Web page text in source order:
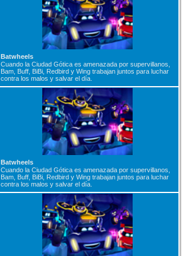
Batwheels
Cuando la Ciudad Gótica es amenazada por supervillanos,
Bam, Buff, BiBi, Redbird y Wing trabajan juntos para luchar
contra los malos y salvar el día.
Batwheels
Cuando la Ciudad Gótica es amenazada por supervillanos,
Bam, Buff, BiBi, Redbird y Wing trabajan juntos para luchar
contra los malos y salvar el día.